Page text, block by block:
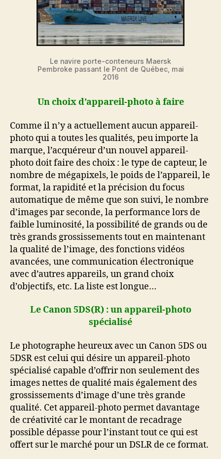
Le navire porte-conteneurs Maersk
Pembroke passant le Pont de Québec, mai
2016
Un choix d’appareil-photo à faire
Comme il n’y a actuellement aucun appareil-
photo qui a toutes les qualités, peu importe la
marque, l’acquéreur d’un nouvel appareil-
photo doit faire des choix : le type de capteur, le
nombre de mégapixels, le poids de l’appareil, le
format, la rapidité et la précision du focus
automatique de même que son suivi, le nombre
d’images par seconde, la performance lors de
faible luminosité, la possibilité de grands ou de
très grands grossissements tout en maintenant
la qualité de l’image, des fonctions vidéos
avancées, une communication électronique
avec d’autres appareils, un grand choix
d’objectifs, etc. La liste est longue…
Le Canon 5DS(R) : un appareil-photo
spécialisé
Le photographe heureux avec un Canon 5DS ou
5DSR est celui qui désire un appareil-photo
spécialisé capable d’offrir non seulement des
images nettes de qualité mais également des
grossissements d’image d’une très grande
qualité. Cet appareil-photo permet davantage
de créativité car le montant de recadrage
possible dépasse pour l’instant tout ce qui est
offert sur le marché pour un DSLR de ce format.